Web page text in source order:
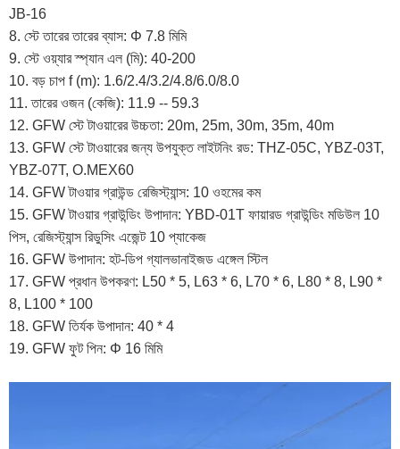
JB-16
8. স্টে তারের তারের ব্যাস: Φ 7.8 মিমি
9. স্টে ওয়্যার স্প্যান এল (মি): 40-200
10. বড় চাপ f (m): 1.6/2.4/3.2/4.8/6.0/8.0
11. তারের ওজন (কেজি): 11.9 -- 59.3
12. GFW স্টে টাওয়ারের উচ্চতা: 20m, 25m, 30m, 35m, 40m
13. GFW স্টে টাওয়ারের জন্য উপযুক্ত লাইটনিং রড: THZ-05C, YBZ-03T,
YBZ-07T, O.MEX60
14. GFW টাওয়ার গ্রাউন্ড রেজিস্ট্যান্স: 10 ওহমের কম
15. GFW টাওয়ার গ্রাউন্ডিং উপাদান: YBD-01T ফায়ারড গ্রাউন্ডিং মডিউল 10
পিস, রেজিস্ট্যান্স রিডুসিং এজেন্ট 10 প্যাকেজ
16. GFW উপাদান: হট-ডিপ গ্যালভানাইজড এঙ্গেল স্টিল
17. GFW প্রধান উপকরণ: L50 * 5, L63 * 6, L70 * 6, L80 * 8, L90 *
8, L100 * 100
18. GFW তির্যক উপাদান: 40 * 4
19. GFW ফুট পিন: Φ 16 মিমি